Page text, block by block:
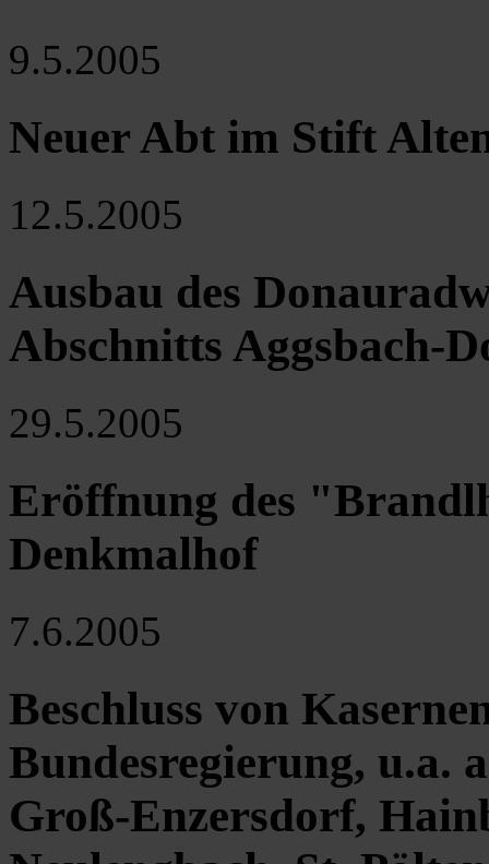
9.5.2005
Neuer Abt im Stift
12.5.2005
Ausbau des
Abschnitts Aggsbach-
29.5.2005
Eröffnung des
Denkmalhof
7.6.2005
Beschluss von
Bundesregierung, u.a.
Groß-Enzersdorf,